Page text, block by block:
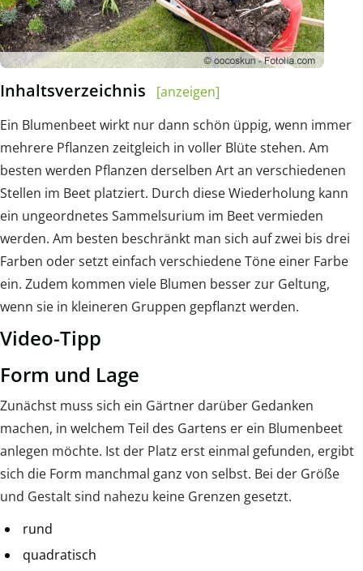
Inhaltsverzeichnis
[anzeigen]
Ein Blumenbeet wirkt nur dann schön üppig, wenn immer
mehrere Pflanzen zeitgleich in voller Blüte stehen. Am
besten werden Pflanzen derselben Art an verschiedenen
Stellen im Beet platziert. Durch diese Wiederholung kann
ein ungeordnetes Sammelsurium im Beet vermieden
werden. Am besten beschränkt man sich auf zwei bis drei
Farben oder setzt einfach verschiedene Töne einer Farbe
ein. Zudem kommen viele Blumen besser zur Geltung,
wenn sie in kleineren Gruppen gepflanzt werden.
Video-Tipp
Form und Lage
Zunächst muss sich ein Gärtner darüber Gedanken
machen, in welchem Teil des Gartens er ein Blumenbeet
anlegen möchte. Ist der Platz erst einmal gefunden, ergibt
sich die Form manchmal ganz von selbst. Bei der Größe
und Gestalt sind nahezu keine Grenzen gesetzt.
rund
quadratisch